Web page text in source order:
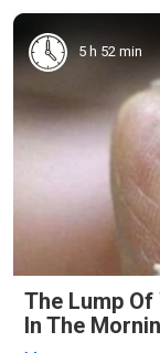
5 h 52 min
The Lump
In The